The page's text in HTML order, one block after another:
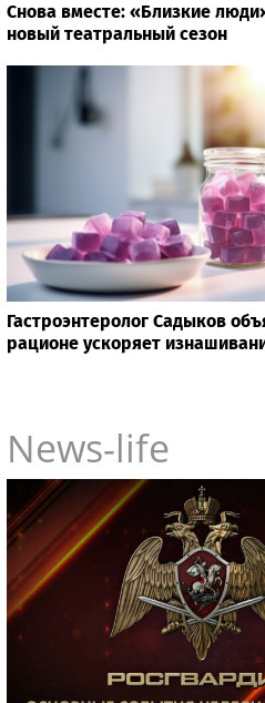
Снова вместе: «Близкие
новый театральный сезон
Гастроэнтеролог Садыков
рационе ускоряет
News-life